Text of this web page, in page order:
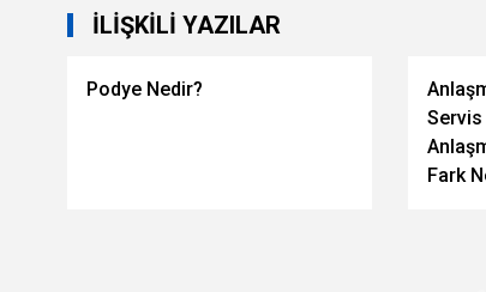
İLIŞKILI YAZILAR
Podye Nedir?
Servis
Fark